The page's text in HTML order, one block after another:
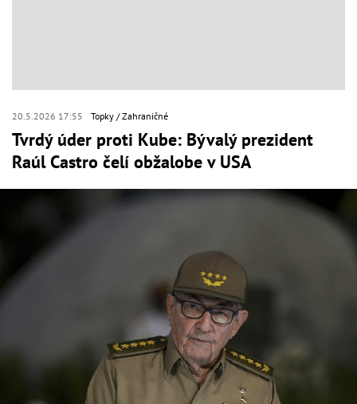
20.5.2026 17:55 Topky Zahraničné
Tvrdý úder proti Kube: Bývalý prezident
Raúl Castro čelí obžalobe v USA